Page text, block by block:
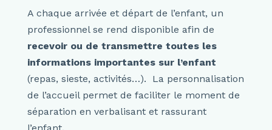
A chaque arrivée et départ de l’enfant, un
professionnel se rend disponible afin de
recevoir ou de transmettre toutes les
informations importantes sur l’enfant
(repas, sieste, activités…). La personnalisation
de l’accueil permet de faciliter le moment de
séparation en verbalisant et rassurant